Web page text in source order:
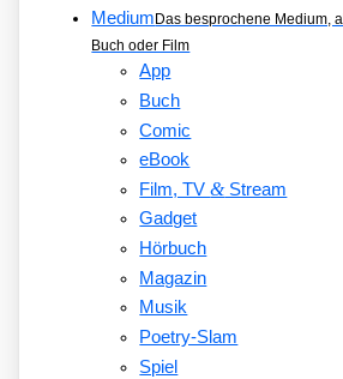
Medium Das besprochene Medium,
Buch oder Film
App
Buch
Comic
eBook
Film, TV&Stream
Gadget
Hörbuch
Magazin
Musik
Poetry-Slam
Spiel